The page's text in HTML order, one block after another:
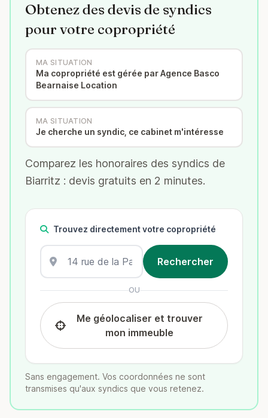
Obtenez des devis de syndics
pour votre copropriété
MA SITUATION
Ma copropriété est gérée par Agence Basco
Bearnaise Location
MA SITUATION
Je cherche un syndic, ce cabinet m'intéresse
Comparez les honoraires des syndics de
Biarritz : devis gratuits en 2 minutes.
Trouvez directement votre copropriété
OU
Me géolocaliser et trouver
mon immeuble
Sans engagement. Vos coordonnées ne sont
transmises qu'aux syndics que vous retenez.